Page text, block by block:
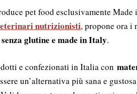
pet food esclusivamente
nutrizionisti, propone ora i
glutine e made in Italy.
e confezionati in Italia con
un’alternativa più sana e